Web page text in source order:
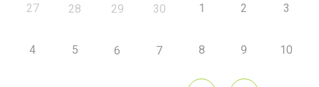
27 28 29 30 1 2 3
4 5 6 7 8 9 10